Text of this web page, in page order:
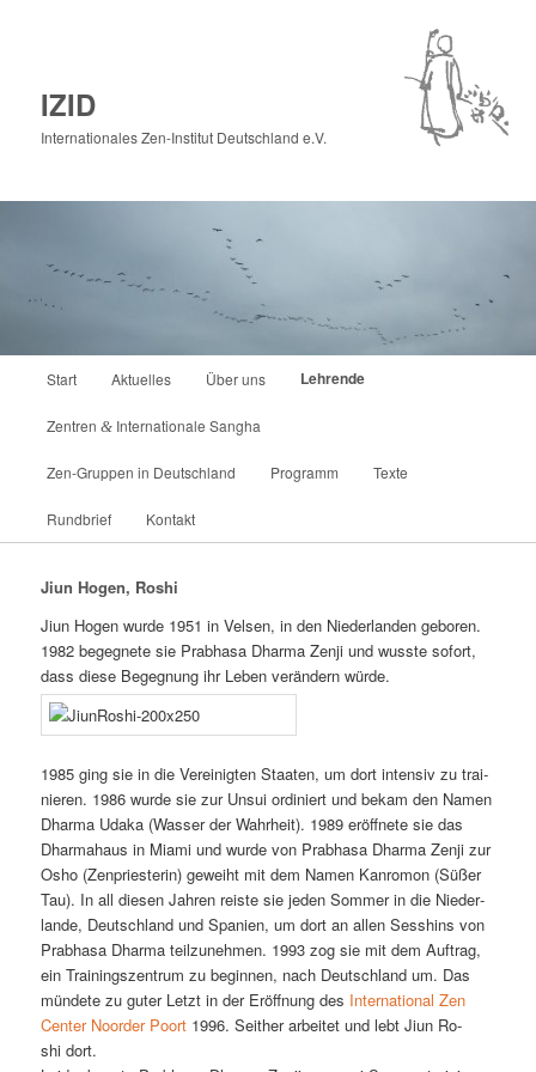
IZID
Internationales Zen-Institut Deutschland e.V.
Zum
primären
Inhalt
Start Aktuelles Über uns Lehrende
Zentren &Internationale Sangha
Zen-Gruppen in Deutschland Programm Texte
Rundbrief Kontakt
Jiun Hogen, Roshi
Ji­un Ho­gen wur­de 1951 in Vel­sen, in den Nie­der­lan­den ge­bo­ren.
1982 be­geg­ne­te sie Prab­ha­sa Dhar­ma Zen­ji und wuss­te so­fort,
dass die­se Be­geg­nung ihr Le­ben ver­än­dern wür­de.
1985 ging sie in die Ver­ei­nig­ten Staa­ten, um dort in­ten­siv zu trai­
nie­ren. 1986 wur­de sie zur Un­sui or­di­niert und be­kam den Na­men
Dhar­ma Uda­ka (Was­ser der Wahr­heit). 1989 er­öff­ne­te sie das
Dhar­ma­haus in Mi­ami und wur­de von Prab­ha­sa Dhar­ma Zen­ji zur
Os­ho (Zen­pries­te­rin) ge­weiht mit dem Na­men Kan­ro­mon (Sü­ßer
Tau). In all die­sen Jah­ren reis­te sie je­den Som­mer in die Nie­der­
lan­de, Deutsch­land und Spa­ni­en, um dort an al­len Sess­hins von
Prab­ha­sa Dhar­ma teil­zu­neh­men. 1993 zog sie mit dem Auf­trag,
ein Trai­nings­zen­trum zu be­gin­nen, nach Deutsch­land um. Das
mün­de­te zu gu­ter Letzt in der Er­öff­nung des In­ter­na­tio­nal Zen
Cen­ter Noor­der Po­ort 1996. Seit­her ar­bei­tet und lebt Ji­un Ro­
shi dort.